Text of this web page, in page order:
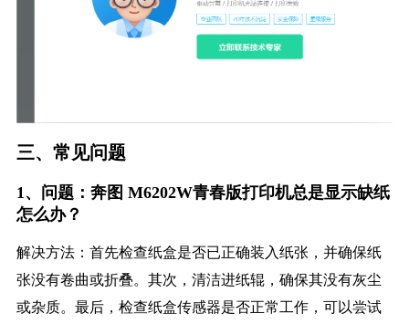
三、常见问题
1、问题：奔图 M6202W青春版打印机总是显示缺纸
怎么办？
解决方法：首先检查纸盒是否已正确装入纸张，并确保纸
张没有卷曲或折叠。其次，清洁进纸辊，确保其没有灰尘
或杂质。最后，检查纸盒传感器是否正常工作，可以尝试